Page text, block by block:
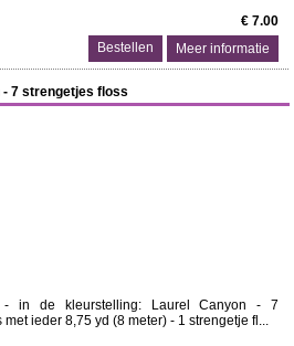
€ 7.00
Meer informatie
- 7 strengetjes floss
- in de kleurstelling: Laurel Canyon - 7
ieder 8,75 yd (8 meter) - 1 strengetje fl...